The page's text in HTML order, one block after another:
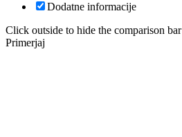
Dodatne informacije
Click outside to hide the comparison bar
Primerjaj